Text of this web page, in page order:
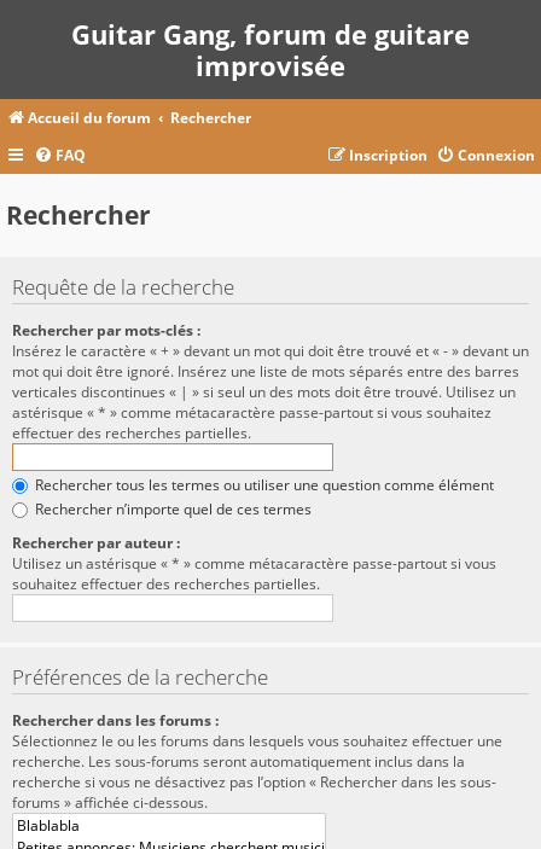
Guitar Gang, forum de guitare
improvisée
Accueil du forum
Rechercher
FAQ
Connexion
Inscription
Rechercher
Requête de la recherche
Rechercher par mots-clés :
Insérez le caractère « + » devant un mot qui doit être trouvé et « - » devant un
mot qui doit être ignoré. Insérez une liste de mots séparés entre des barres
verticales discontinues « | » si seul un des mots doit être trouvé. Utilisez un
astérisque « * » comme métacaractère passe-partout si vous souhaitez
effectuer des recherches partielles.
Rechercher tous les termes ou utiliser une question comme élément
Rechercher n’importe quel de ces termes
Rechercher par auteur :
Utilisez un astérisque « * » comme métacaractère passe-partout si vous
souhaitez effectuer des recherches partielles.
Préférences de la recherche
Rechercher dans les forums :
Sélectionnez le ou les forums dans lesquels vous souhaitez effectuer une
recherche. Les sous-forums seront automatiquement inclus dans la
recherche si vous ne désactivez pas l’option « Rechercher dans les sous-
forums » affichée ci-dessous.